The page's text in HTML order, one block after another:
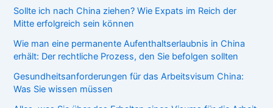
Sollte ich nach China ziehen? Wie Expats im Reich der
Mitte erfolgreich sein können
Wie man eine permanente Aufenthaltserlaubnis in China
erhält: Der rechtliche Prozess, den Sie befolgen sollten
Gesundheitsanforderungen für das Arbeitsvisum China:
Was Sie wissen müssen